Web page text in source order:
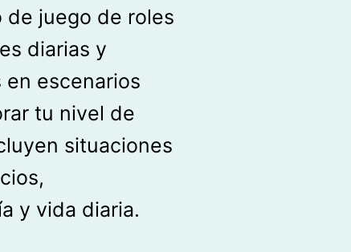
juego de roles
diarias y
escenarios
tu nivel de
situaciones
y vida diaria.